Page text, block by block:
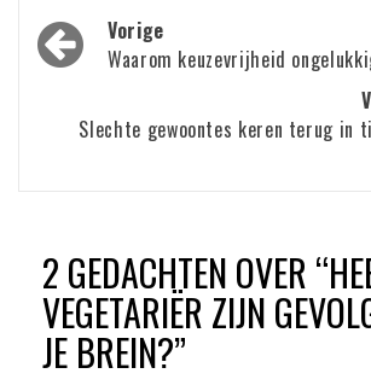
Bericht
navigatie
Vorige
Waarom keuzevrijheid
Slechte gewoontes keren terug in
2 GEDACHTEN OVER “
VEGETARIËR ZIJN
JE BREIN?”